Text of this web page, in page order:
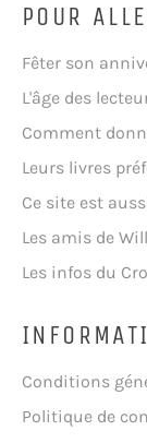
POUR
Fêter son
L'âge des
Comment
Leurs livres
Ce site est
Les amis de
Les infos du
Conditions
Politique de